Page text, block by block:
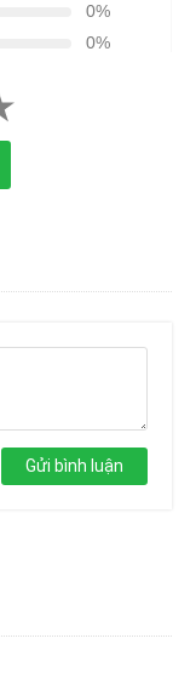
0%
0%
Gửi bình luận